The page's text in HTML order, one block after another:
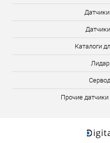
Каталоги
Прочие